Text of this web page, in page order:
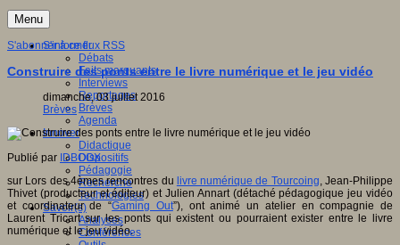
Menu
S'informer
Débats
Faits marquants
Interviews
Reportages
Brèves
Agenda
Innover
Didactique
Dispositifs
Pédagogie
Recherche
Technologies
Savoir(s)
Analyses
Conférences
S'abonner à ce flux RSS
Construire des ponts entre le livre numérique et le jeu vidéo
dimanche, 03 juillet 2016
Brèves
Publié par IDBOOX
sur Lors des 4èmes rencontres du livre numérique de Tourcoing, Jean-Philippe
Thivet (producteur et éditeur) et Julien Annart (détaché pédagogique jeu vidéo
et coordinateur de “Gaming Out”), ont animé un atelier en compagnie de
Laurent Tricart sur les ponts qui existent ou pourraient exister entre le livre
numérique et le jeu vidéo.